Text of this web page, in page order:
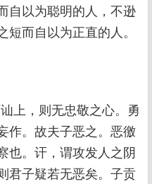
自以为聪明的人，不逊
而自以为正直的人。
上，则无忠敬之心。勇
作。故夫子恶之。恶徼
也。讦，谓攻发人之阴
君子疑若无恶矣。子贡